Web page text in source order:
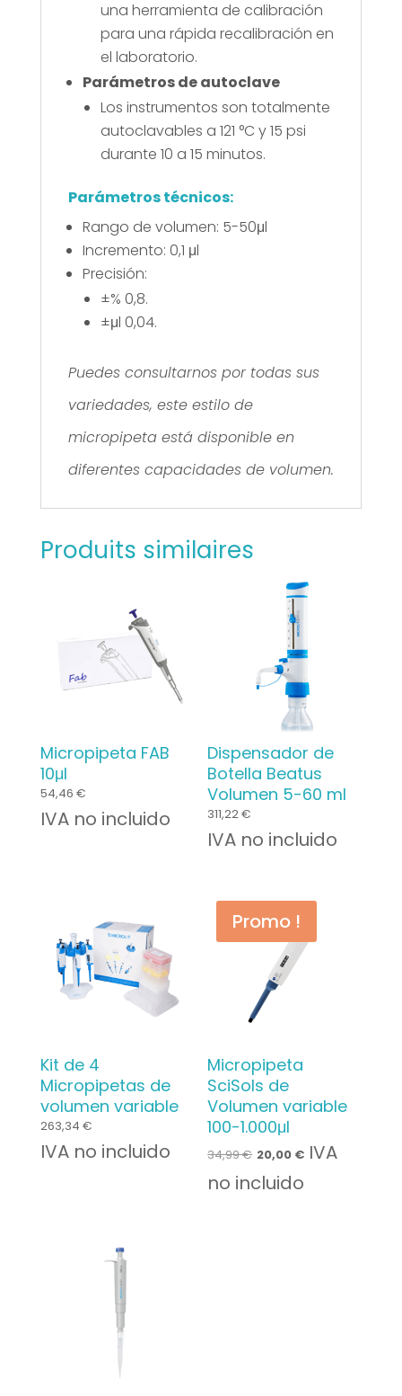
una herramienta de calibración
para una rápida recalibración en
el laboratorio.
Parámetros de autoclave
Los instrumentos son totalmente
autoclavables a 121 °C y 15 psi
durante 10 a 15 minutos.
Parámetros técnicos:
Rango de volumen: 5-50μl
Incremento: 0,1 μl
Precisión:
±% 0,8.
±μl 0,04.
Puedes consultarnos por todas sus
variedades, este estilo de
micropipeta está disponible en
diferentes capacidades de volumen.
Produits similaires
Micropipeta FAB
10μl
54,46 €
IVA no incluido
Dispensador de
Botella Beatus
Volumen 5-60 ml
311,22€
IVA no incluido
Kit de 4
Micropipetas de
volumen variable
263,34 €
IVA no incluido
Promo !
Micropipeta
SciSols de
Volumen variable
100-1.000μl
34,99€ Le
prix
20,00 €Le
IVA
no incluido